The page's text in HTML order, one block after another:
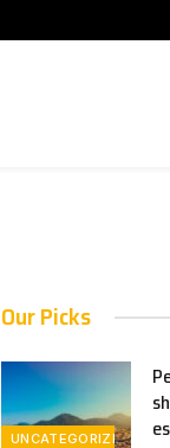
Our Picks
UNCATEGORIZED